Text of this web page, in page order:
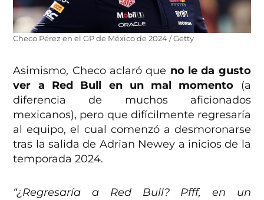
Checo Pérez en el GP de México de 2024 / Getty
Asimismo, Checo aclaró que no le da gusto
ver a Red Bull en un mal momento (a
diferencia de muchos aficionados
mexicanos), pero que difícilmente regresaría
al equipo, el cual comenzó a desmoronarse
tras la salida de Adrian Newey a inicios de la
temporada 2024.
“¿Regresaría a Red Bull? Pfff, en un